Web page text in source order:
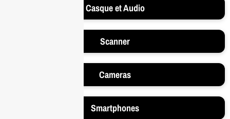
Casque et Audio
Scanner
Cameras
Smartphones